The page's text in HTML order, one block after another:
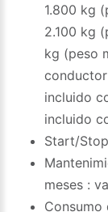
1.800 kg
2.100 kg
kg (peso
incluido
incluido
Start/
meses :
Consumo